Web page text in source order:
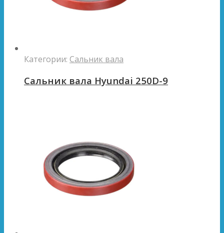
Категории: Сальник вала
Сальник вала Hyundai 250D-9